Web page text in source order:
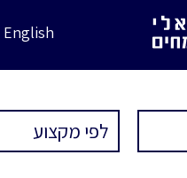
English